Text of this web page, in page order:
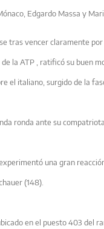
Edgardo Massa y
tras vencer claramente
la ATP , ratificó su buen
el italiano, surgido de la
ronda ante su
una gran
(148).
en el puesto 403 del